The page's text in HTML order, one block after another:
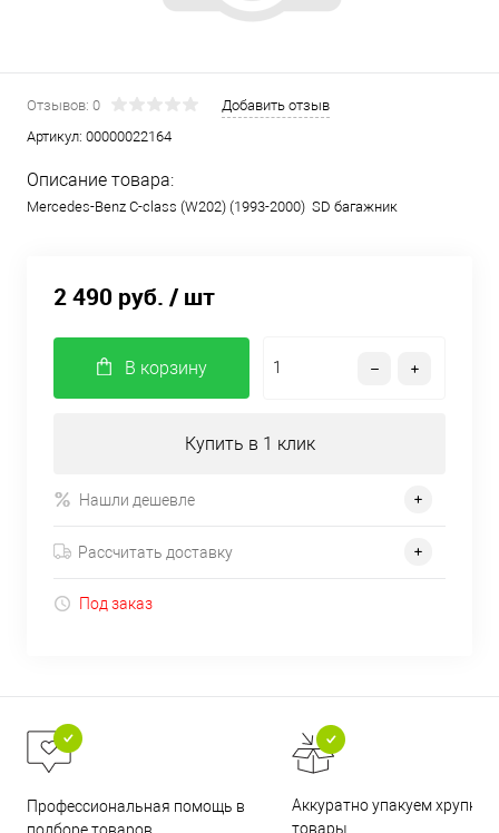
Отзывов: 0
Добавить отзыв
Артикул: 00000022164
Описание товара:
Mercedes-Benz C-class (W202) (1993-2000) SD багажник
2 490 руб. / шт
В корзину
Купить в 1 клик
Нашли дешевле
Рассчитать доставку
Под заказ
Профессиональная помощь в
Аккуратно упакуем хрупкие
товары